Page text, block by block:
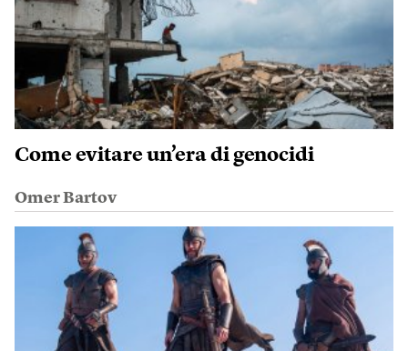
Come evitare un’era di genocidi
Omer Bartov